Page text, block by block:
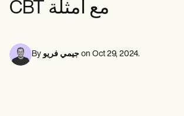
متخصصو الصحة النفسية
الأخصائيون الاجتماعيون
علماء النفس
الممرضات
Insurance claims
Speech therapists
Life coaches
Massage therapists
CBT مع أمثلة
By جيمي فريو on Oct 29, 2024.